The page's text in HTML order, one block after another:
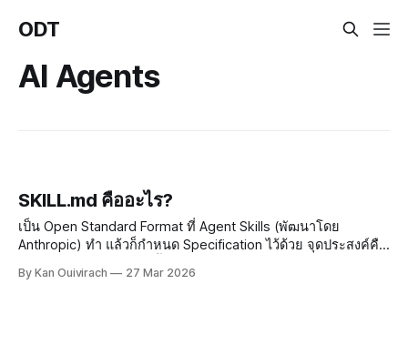
ODT
AI Agents
SKILL.md คืออะไร?
เป็น Open Standard Format ที่ Agent Skills (พัฒนาโดย
Anthropic) ทำ แล้วก็กำหนด Specification ไว้ด้วย จุดประสงค์คือ
มากขึ้นในงานที่เราทำ แล้วก็มีบริบทที่เจาะจงกับงานที่เราทำมาก
By Kan Ouivirach 27 Mar 2026